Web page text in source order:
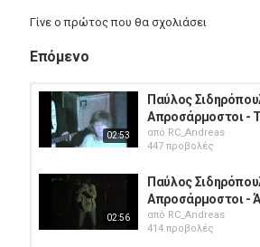
Γίνε ο πρώτος που θα σχολιάσει
Επόμενο
02:53
Παύλος
Απροσάρμοστοι -
από RC_Andreas
447 προβολές
02:56
Παύλος
Απροσάρμοστοι -
από RC_Andreas
414 προβολές